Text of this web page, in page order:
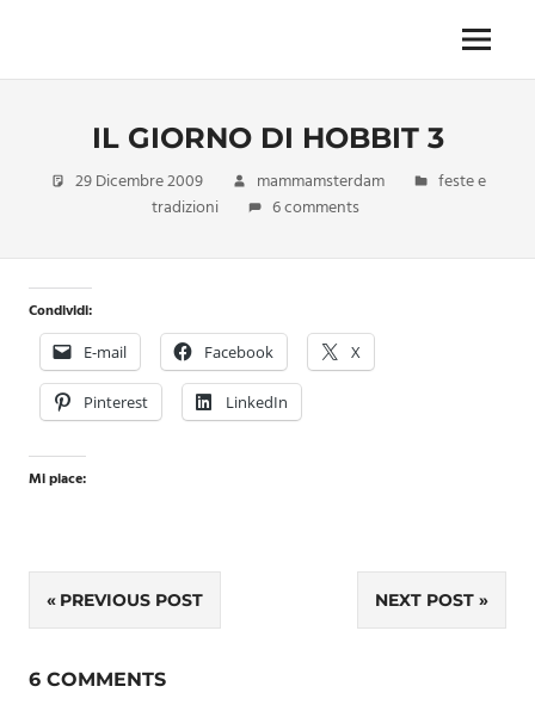
content
imprescindibile,
formato
monodose
nuova
confezione
migliorata
Menu
IL GIORNO DI HOBBIT 3
29 Dicembre 2009 mammamsterdam
feste e
tradizioni
6 comments
Condividi:
E-mail Facebook X
Pinterest LinkedIn
Mi piace:
Navigazione
articoli
PREVIOUS POST NEXT POST
6 COMMENTS